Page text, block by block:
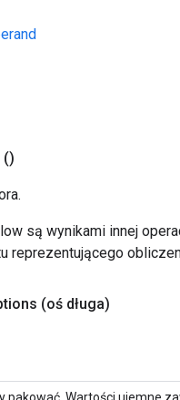
()
są wynikami innej
reprezentującego
(oś długa)